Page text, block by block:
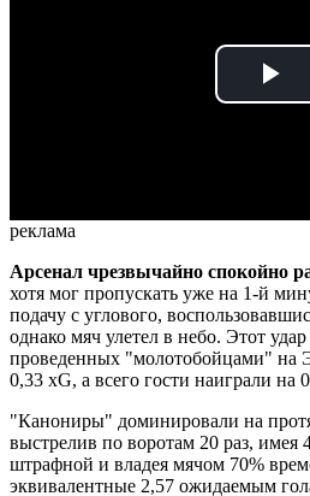
реклама
Арсенал чрезвычайно спокойно
хотя мог пропускать уже на 1-й
подачу с углового,
однако мяч улетел в небо. Этот
проведенных "молотобойцами" на
0,33 xG, а всего гости наиграли на
"Канониры" доминировали на
выстрелив по воротам 20 раз, имея
штрафной и владея мячом 70%
эквивалентные 2,57 ожидаемым